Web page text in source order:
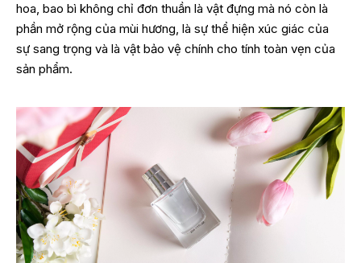
hoa, bao bì không chỉ đơn thuần là vật đựng mà nó còn là
phần mở rộng của mùi hương, là sự thể hiện xúc giác của
sự sang trọng và là vật bảo vệ chính cho tính toàn vẹn của
sản phẩm.